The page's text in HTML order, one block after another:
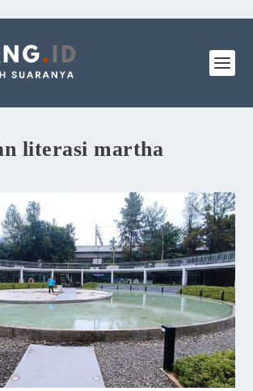
literasi martha